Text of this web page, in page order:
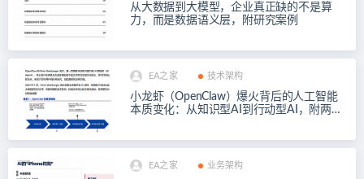
从大数据到大模型，企业真正缺的不是算
力，而是数据语义层，附研究案例
EA之家 技术架构
小龙虾（OpenClaw）爆火背后的人工智能
本质变化：从知识型AI到行动型AI，附两份
EA之家 业务架构